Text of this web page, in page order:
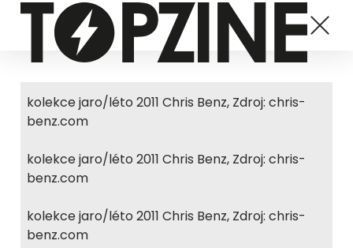
kolekce jaro/léto 2011 Chris Benz, Zdroj: chris-
benz.com
kolekce jaro/léto 2011 Chris Benz, Zdroj: chris-
benz.com
kolekce jaro/léto 2011 Chris Benz, Zdroj: chris-
benz.com